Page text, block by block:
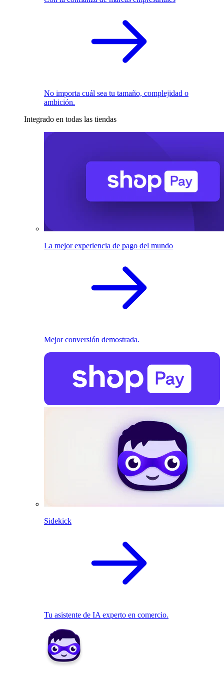
No importa cuál sea tu tamaño, complejidad o
ambición.
Integrado en todas las tiendas
La mejor experiencia de pago del mundo
Mejor conversión demostrada.
Sidekick
Tu asistente de IA experto en comercio.